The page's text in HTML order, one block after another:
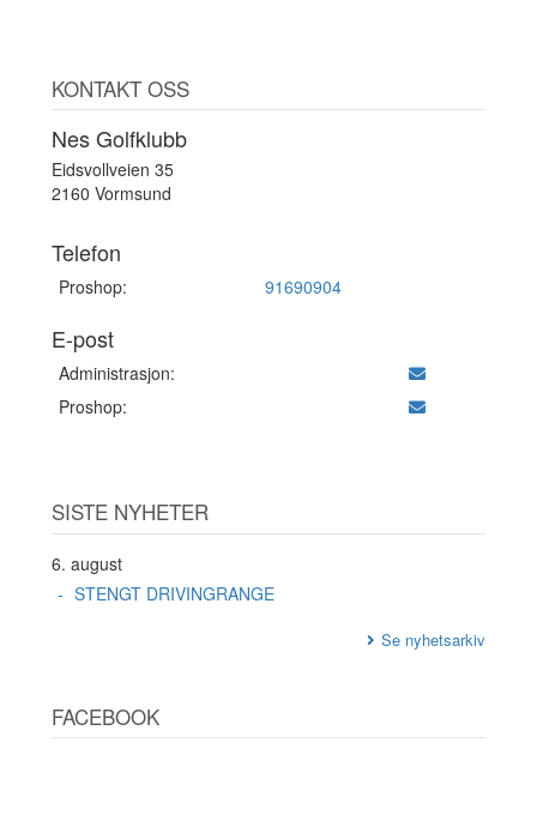
KONTAKT OSS
Nes Golfklubb
Eidsvollveien 35
2160 Vormsund
Telefon
Proshop: 91690904
E-post
Administrasjon:
Proshop:
SISTE NYHETER
6. august
STENGT DRIVINGRANGE
Se nyhetsarkiv
FACEBOOK